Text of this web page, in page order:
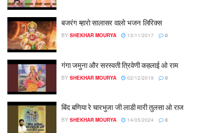
बजरंग म्हारो सालासर वालो भजन लिरिक्स
BY SHEKHAR MOURYA 13/11/2017 0
गंगा जमुना और सरस्वती त्रिवेणी कहलाई ओ राम
BY SHEKHAR MOURYA 02/12/2019 0
बिंद बणिया रे चारभुजा जी लाडी मारी तुलसा ओ राज
BY SHEKHAR MOURYA 14/05/2024 0